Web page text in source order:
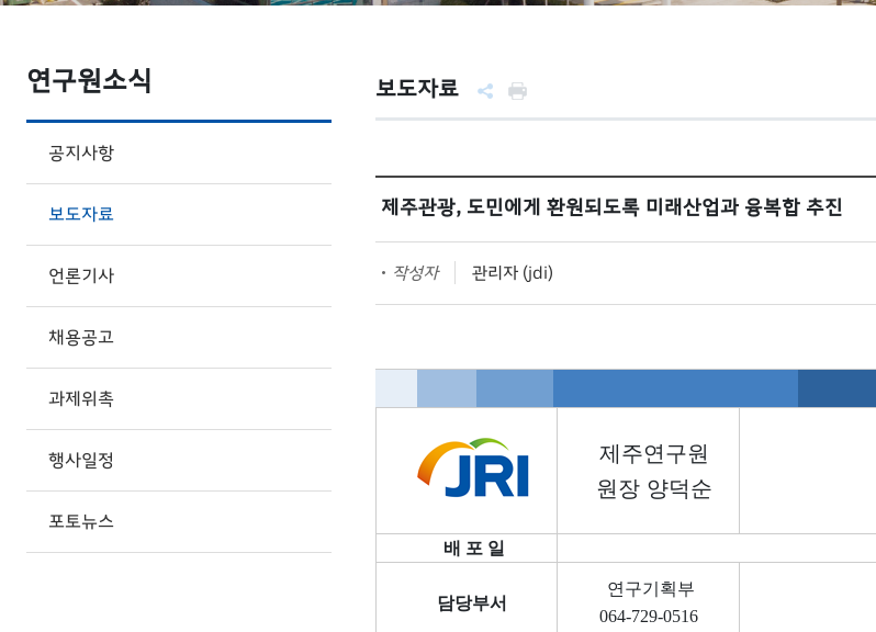
연구원소식
공지사항
보도자료
언론기사
채용공고
과제위촉
행사일정
포토뉴스
보도자료
제주관광, 도민에게 환원되도록 미래산업과 융복합 추진
작성자 관리자 (jdi)
제주연구원
원장 양덕순
배 포 일
담당부서
연구기획부
064-729-0516